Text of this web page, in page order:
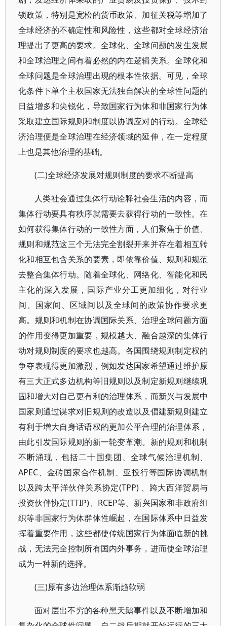
锁政策，特别是宽松的货币政策、加征关税等增加了
全球经济的不确定性和风险性，这些都对全球经济治
理提出了更高的要求。全球化、全球问题的发生发展
和全球治理之间有着必然的内在逻辑关系。全球化和
全球问题是全球治理出现的根本性依据。可见，全球
化条件下单个主权国家无法独自解决的全球性问题的
日益增多和尖锐化，导致国家行为体和非国家行为体
采取建立国际规则和制度以协调应对的行动。全球经
济治理便是全球治理在经济领域的延伸，在一定程度
上也是其他治理的基础。
(二)全球经济发展对规则制度的要求不断提高
人类社会通过集体行动诠释社会生活的内容，而
集体行动要具有秩序就需要去获得行动的一致性。在
如何获得集体行动的一致性方面，人们聚焦于价值、
规则和规范这三个无法完全割裂开来并存在着相互转
化和相互包含关系的要素，即依靠价值、规则和规范
去整合集体行动。随着全球化、网络化、智能化和民
主化的深入发展，国际产业分工更加细化，对行业
间、国家间、区域间以及全球间的政策协作要求更
高。规则和机制在协调国际关系、治理全球问题方面
的作用变得更加重要，规模越大、融合越深的集体行
动对规则制度的要求也越高。各国围绕规则制定权的
争夺表现得更加激烈，例如发达国家希望通过维护原
有三大正式多边机构等旧规则以及制定新规则继续巩
固和增大对自己更有利的治理体系，而新兴与发展中
国家则通过谋求对旧规则的改造以及倡建新规则建立
有利于增大自身话语权的更加公平合理的治理体系，
由此引发国际规则的新一轮变革潮。新的规则和机制
不断涌现，包括二十国集团、全球气候治理机制、
APEC、金砖国家合作机制、亚投行等国际协调机制
以及跨太平洋伙伴关系协定(TPP) 、跨大西洋贸易与
投资伙伴协定(TTIP)、RCEP等。新兴国家和非政府组
织等非国家行为体群体性崛起，在国际体系中日益发
挥着重要作用，这些都使传统国家行为体面临新的挑
战，无法完全控制所有国内外事务，进而使全球治理
成为一种新的选择。
(三)原有多边治理体系渐趋软弱
面对层出不穷的各种黑天鹅事件以及不断增加和